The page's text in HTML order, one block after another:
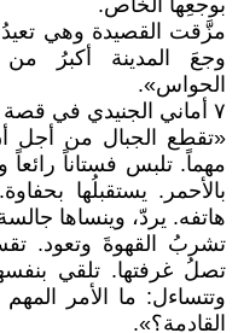
بوجعِها الخاص.
مزَّقت القصيدة وهي تعيدُ
وجعَ المدينة أكبرُ من
الحواس».
٧ أماني الجنيدي في قصة «لقاء»:
«تقطع الجبال من أجل
مهماً. تلبس فستاناً
بالأحمر. يستقبلُها
هاتفه. يردّ، وينساها
تشربُ القهوةَ وتعود.
تصلُ غرفتها. تلقي
وتتساءل: ما الأمر
القادمة؟».